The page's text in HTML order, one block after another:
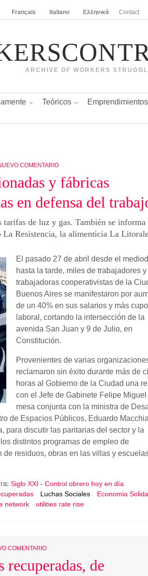
Français Italiano Ελληνικά Contact
ARCHIVE OF WORKERS
Teóricos Emprendimientos
COMENTARIO
y fábricas
en defensa del
de luz y gas. También se informa
Resistencia, la alimenticia La
El pasado 27 de abril desde e
hasta la tarde, miles de trabajadores y
trabajadoras cooperativistas de la
Buenos Aires se manifestaron por
de un 40% en sus salarios y más cupo
laboral, cortando la intersección de la
avenida San Juan y 9 de Julio, en
Constitución.
Provenientes de varias
reclamaron sin éxito durante más de
horas al Gobierno de la Ciudad una
con el Jefe de Gabinete Felipe Miguel
mesa conjunta con la ministra de
de Espacios Públicos, Eduardo
para discutir las paritarias del sector y la
distintos programas de empleo de
de residuos, obras en las villas y
Siglo XXI - Control obrero hoy en día
Luchas Sociales Economia
network utilities rate rise
COMENTARIO
recuperadas, de